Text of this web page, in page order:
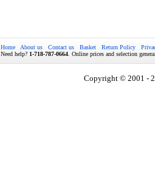
Home About us Contact us Basket Return Policy
Need help? 1-718-787-0664 . Online prices and selection
Copyright © 2001 -